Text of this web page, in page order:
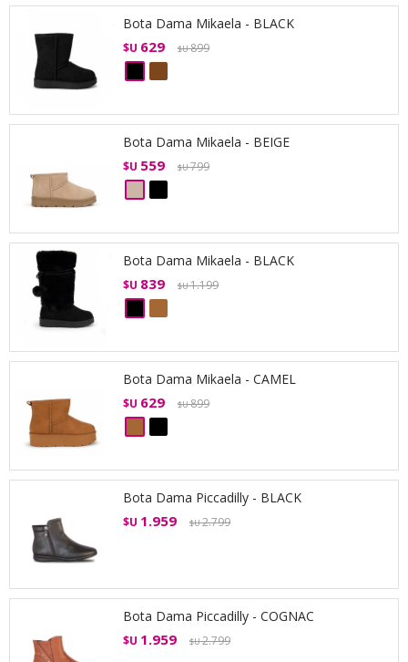
Bota Dama Mikaela - BLACK
$U 629 $U899
Bota Dama Mikaela - BEIGE
$U 559 $U799
Bota Dama Mikaela - BLACK
$U 839 $U1.199
Bota Dama Mikaela - CAMEL
$U 629 $U899
Bota Dama Piccadilly - BLACK
$U 1.959 $U2.799
Bota Dama Piccadilly - COGNAC
$U 1.959 $U2.799